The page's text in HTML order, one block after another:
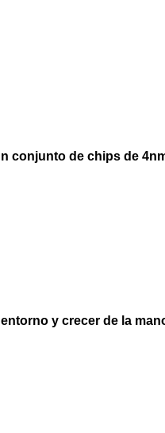
conjunto de chips de
y crecer de la